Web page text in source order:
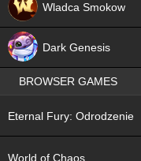
Wladca Smokow
Dark Genesis
BROWSER GAMES
Eternal Fury: Odrodzenie
World of Chaos